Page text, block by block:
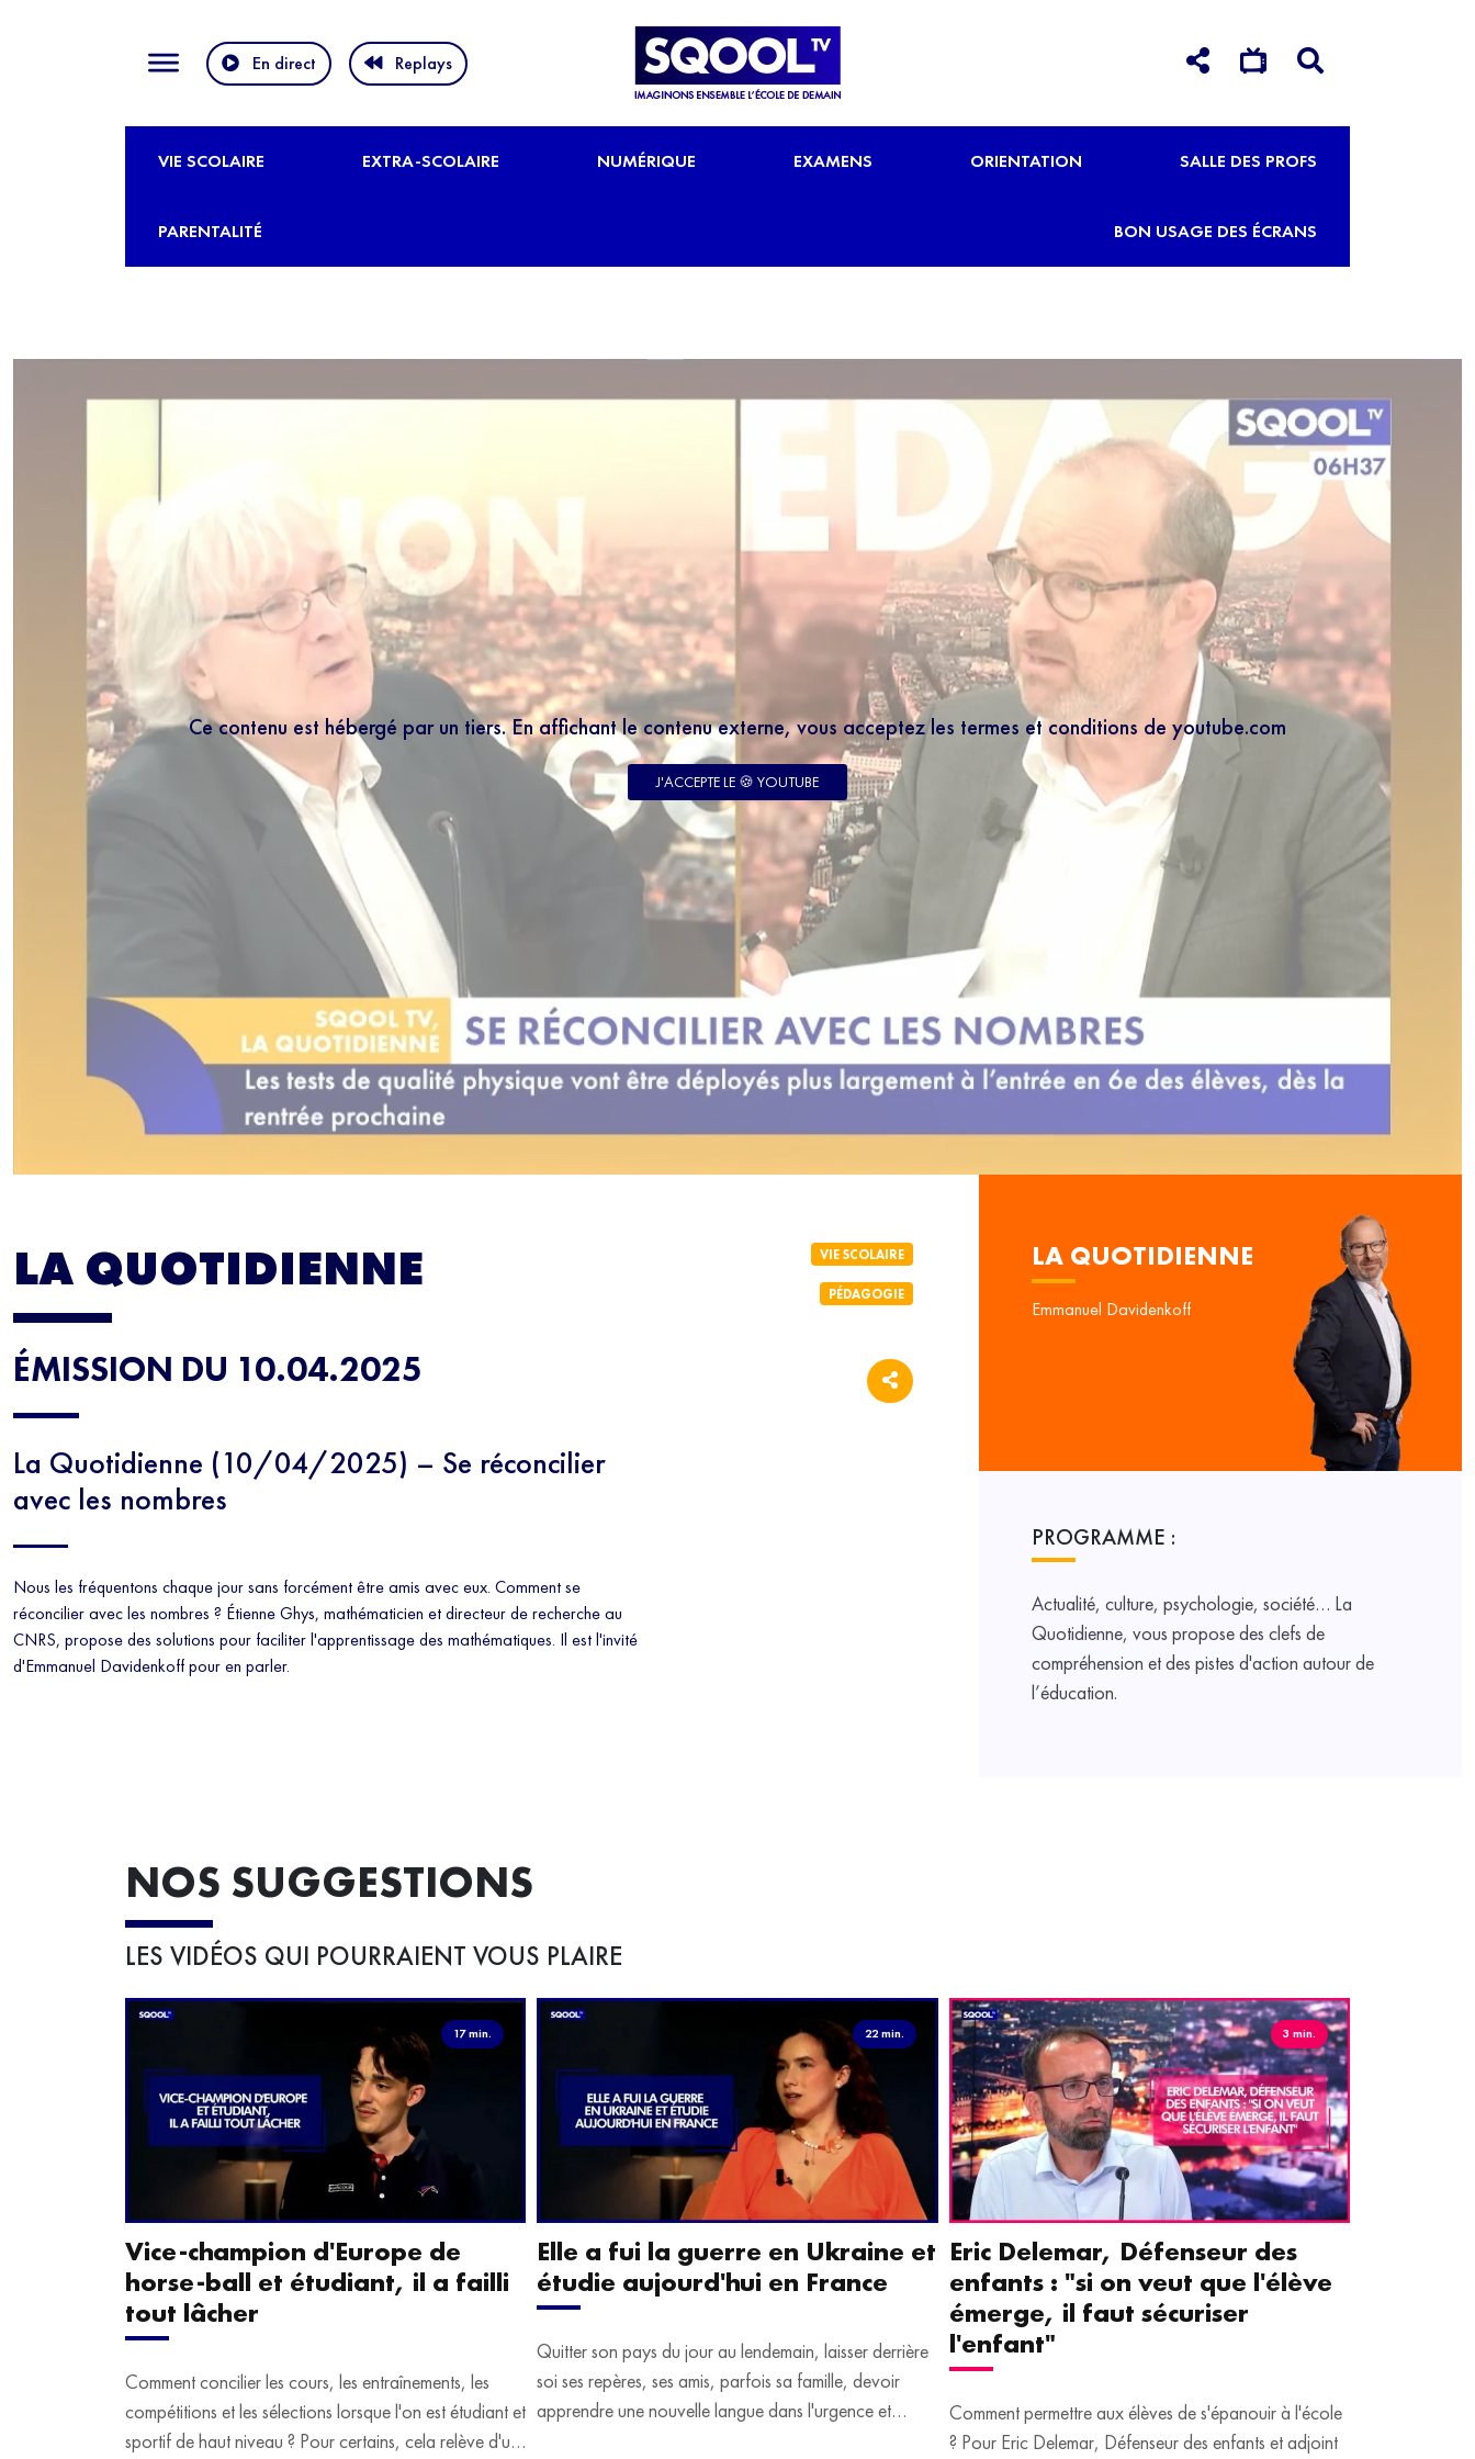
En direct Replays
VIE SCOLAIRE EXTRA-SCOLAIRE NUMÉRIQUE EXAMENS ORIENTATION SALLE DES PROFS
PARENTALITÉ BON USAGE DES ÉCRANS
Ce contenu est hébergé par un tiers. En affichant le contenu externe, vous acceptez les termes et conditions de youtube.com
J'ACCEPTE LE 🍪 YOUTUBE
LA QUOTIDIENNE
ÉMISSION DU 10.04.2025
La Quotidienne (10/04/2025) – Se réconcilier
avec les nombres
Nous les fréquentons chaque jour sans forcément être amis avec eux. Comment se
réconcilier avec les nombres ? Étienne Ghys, mathématicien et directeur de recherche au
CNRS, propose des solutions pour faciliter l'apprentissage des mathématiques. Il est l'invité
d'Emmanuel Davidenkoff pour en parler.
VIE SCOLAIRE
PÉDAGOGIE
LA QUOTIDIENNE
Emmanuel Davidenkoff
PROGRAMME :
Actualité, culture, psychologie, société… La
Quotidienne, vous propose des clefs de
compréhension et des pistes d'action autour de
l’éducation.
NOS SUGGESTIONS
LES VIDÉOS QUI POURRAIENT VOUS PLAIRE
17 min.
Vice-champion d'Europe de
horse-ball et étudiant, il a failli
tout lâcher
Comment concilier les cours, les entraînements, les
compétitions et les sélections lorsque l'on est étudiant et
sportif de haut niveau ? Pour certains, cela relève d'un
22 min.
Elle a fui la guerre en Ukraine et
étudie aujourd'hui en France
Quitter son pays du jour au lendemain, laisser derrière
soi ses repères, ses amis, parfois sa famille, devoir
apprendre une nouvelle langue dans l'urgence et
3 min.
Eric Delemar, Défenseur des
enfants : "si on veut que l'élève
émerge, il faut sécuriser
l'enfant"
Comment permettre aux élèves de s'épanouir à l'école
? Pour Eric Delemar, Défenseur des enfants et adjoint
NEWSLETTER
Inscrivez-vous à notre newsletter 100% éducation et recevez tous
les mercredis le meilleur des programmes SQOOL TV en moins de
5 minutes.
En renseignant votre email, vous acceptez de recevoir
régulièrement notre newsletter par courrier électronique et vous prenez
connaissance de notre politique de confidentialité. Vous pouvez à tout
moment vous désabonner avec le bouton de désinscription qui figure en
bas de chaque mail reçu.